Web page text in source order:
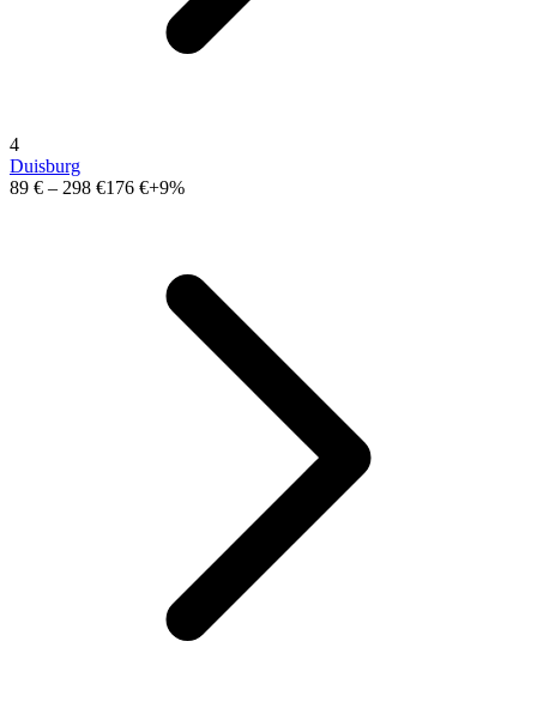
4
Duisburg
89 € – 298 €176 €+9%